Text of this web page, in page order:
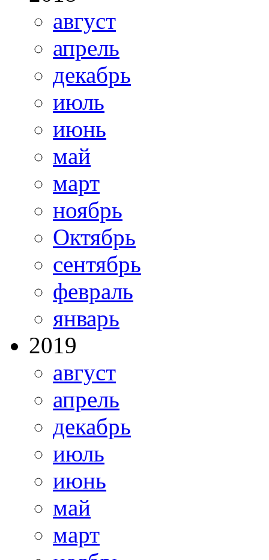
август
апрель
декабрь
июль
июнь
май
март
ноябрь
Октябрь
сентябрь
февраль
январь
2019
август
апрель
декабрь
июль
июнь
май
март